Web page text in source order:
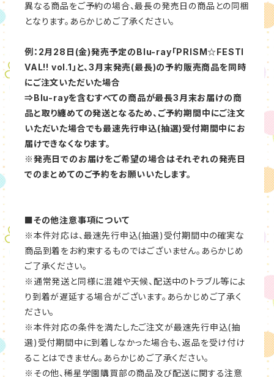
異なる商品をご予約の場合、最長の発売日の商品との同梱
となります。あらかじめご了承ください。
例：2月28日(金)発売予定のBlu-ray「PRISM☆FESTI
VAL!! vol.1」と、3月末発売(最長)の予約販売商品を同時
にご注文いただいた場合
⇒Blu-rayを含むすべての商品が最長3月末お届けの商
品と取り纏めての発送となるため、ご予約期間中にご注文
いただいた場合でも最速先行申込(抽選)受付期間中にお
届けできなくなります。
※発売日でのお届けをご希望の場合はそれぞれの発売日
でのまとめてのご予約をお願いいたします。
■その他注意事項について
※本件対応は、最速先行申込(抽選)受付期間中の確実な
商品到着をお約束するものではございません。あらかじめ
ご了承ください。
※通常発送と同様に混雑や天候、配送中のトラブル等によ
り到着が遅延する場合がございます。あらかじめご了承く
ださい。
※本件対応の条件を満たしたご注文が最速先行申込(抽
選)受付期間中に到着しなかった場合も、返品を受け付け
ることはできません。あらかじめご了承ください。
※その他、稀星学園購買部の商品及び配送に関する注意